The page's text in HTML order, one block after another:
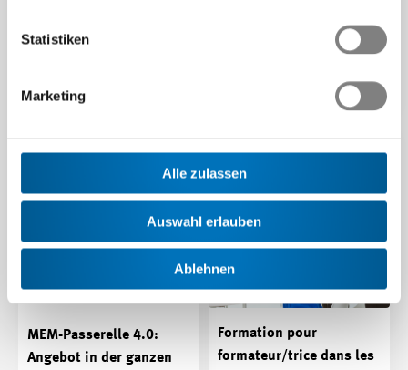
Statistiken
Marketing
Alle zulassen
Auswahl erlauben
Ablehnen
April nicht nur geografisch,
April nicht nur geografisch,
Formation pour
formateur/trice dans les
MEM-Passerelle 4.0:
Angebot in der ganzen